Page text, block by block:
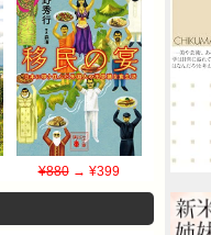
¥880→ ¥399